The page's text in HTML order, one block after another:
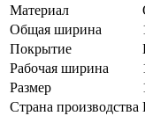
Материал
Общая ширина
Покрытие
Рабочая ширина
Размер
Страна производства